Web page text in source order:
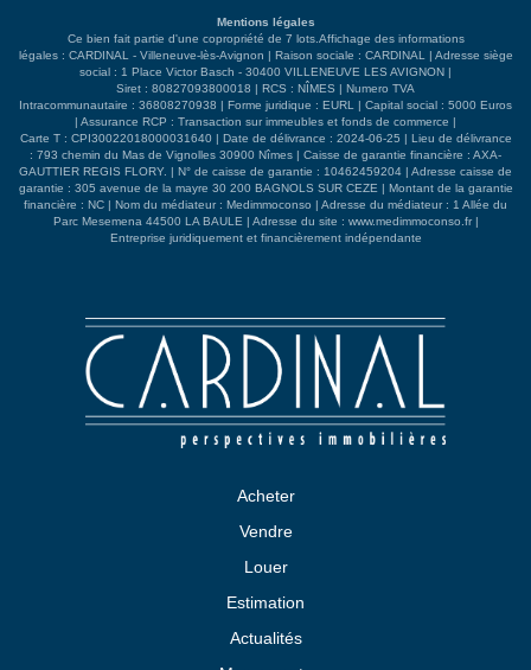
centre historique d'Avignon ainsi que la gare TGV en 15
min**.
Mentions légales
Ce bien fait partie d'une copropriété de 7 lots.Affichage des informations
légales : CARDINAL - Villeneuve-lès-Avignon | Raison sociale : CARDINAL | Adresse siège
social : 1 Place Victor Basch - 30400 VILLENEUVE LES AVIGNON |
Siret : 80827093800018 | RCS : NÎMES | Numero TVA
Intracommunautaire : 36808270938 | Forme juridique : EURL | Capital social : 5000 Euros
| Assurance RCP : Transaction sur immeubles et fonds de commerce |
Carte T : CPI30022018000031640 | Date de délivrance : 2024-06-25 | Lieu de délivrance
: 793 chemin du Mas de Vignolles 30900 Nîmes | Caisse de garantie financière : AXA-
GAUTTIER REGIS FLORY. | N° de caisse de garantie : 10462459204 | Adresse caisse de
garantie : 305 avenue de la mayre 30 200 BAGNOLS SUR CEZE | Montant de la garantie
financière : NC | Nom du médiateur : Medimmoconso | Adresse du médiateur : 1 Allée du
Parc Mesemena 44500 LA BAULE | Adresse du site : www.medimmoconso.fr|
Entreprise juridiquement et financièrement indépendante
Acheter
Vendre
Louer
Estimation
Actualités